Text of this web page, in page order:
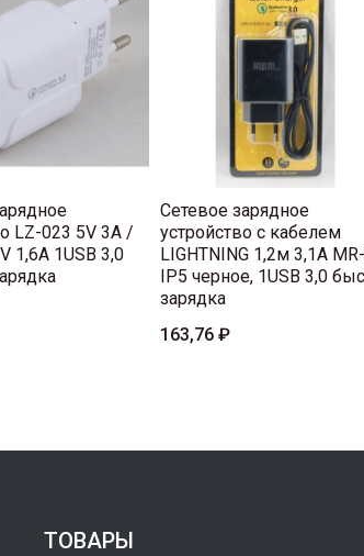
LZ-023 5V 3A /
1,6A 1USB 3,0
Сетевое зарядное
устройство с кабелем
LIGHTNING 1,2м 3,1A
IP5 черное, 1USB 3,0
зарядка
163,76 ₽
ТОВАРЫ